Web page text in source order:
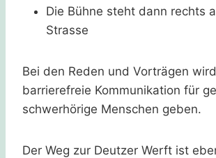
Die Bühne steht dann rechts
Strasse
Bei den Reden und Vorträgen
barrierefreie Kommunikation für
schwerhörige Menschen geben.
Der Weg zur Deutzer Werft ist